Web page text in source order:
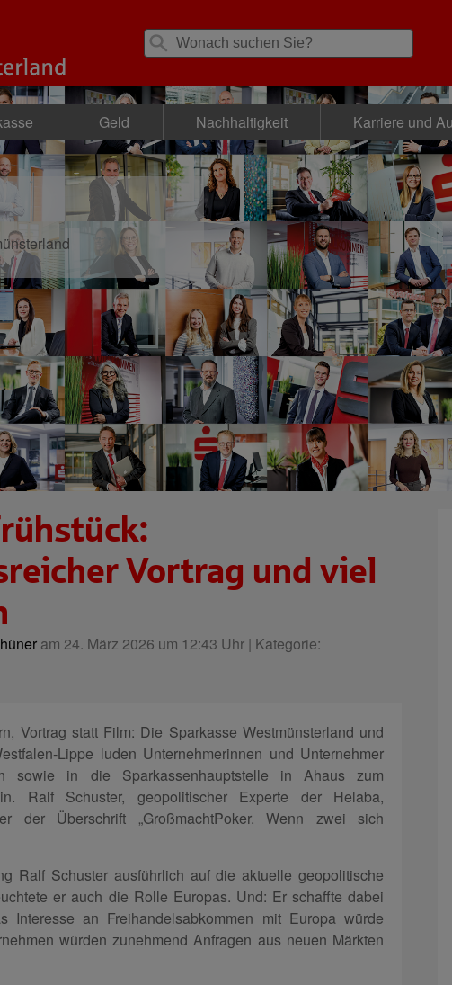
Geld Nachhaltigkeit Karriere und
Vortrag und viel
am 24. März 2026 um 12:43 Uhr | Kategorie:
Vortrag statt Film: Die Sparkasse Westmünsterland und
Lippe luden Unternehmerinnen und Unternehmer
sowie in die Sparkassenhauptstelle in Ahaus zum
Ralf Schuster, geopolitischer Experte der Helaba,
der Überschrift „GroßmachtPoker. Wenn zwei sich
Ralf Schuster ausführlich auf die aktuelle geopolitische
er auch die Rolle Europas. Und: Er schaffte dabei
Interesse an Freihandelsabkommen mit Europa würde
würden zunehmend Anfragen aus neuen Märkten